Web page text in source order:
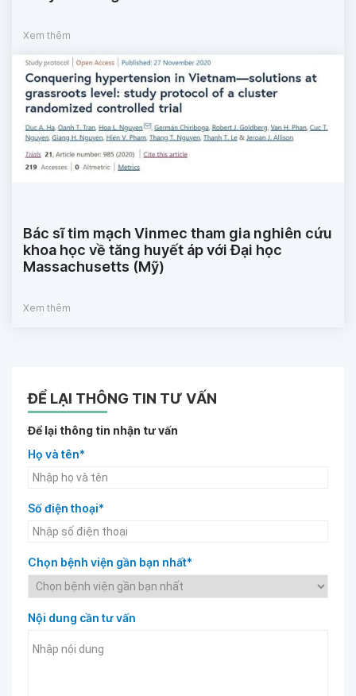
Xem thêm
Bác sĩ tim mạch Vinmec tham gia nghiên cứu
khoa học về tăng huyết áp với Đại học
Massachusetts (Mỹ)
Xem thêm
ĐỂ LẠI THÔNG TIN TƯ VẤN
Để lại thông tin nhận tư vấn
Họ và tên*
Số điện thoại*
Chọn bệnh viện gần bạn nhất*
Nội dung cần tư vấn